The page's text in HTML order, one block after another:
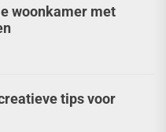
woonkamer met
tips voor